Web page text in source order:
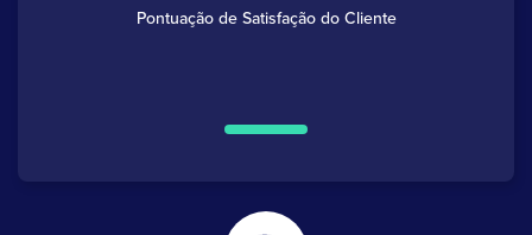
Pontuação de Satisfação do Cliente